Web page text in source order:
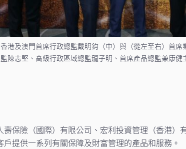
港及澳門首席行政總監戴明鈞（中）與（從左至右）首席
陳志堅、高級行政區域總監龍子明、首席產品總監兼康
保險（國際）有限公司、宏利投資管理（香港
提供一系列有關保障及財富管理的產品和服務。